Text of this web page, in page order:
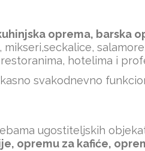
oprema, barska
mikseri,seckalice,
hotelima i
svakodnevno
ugostiteljskih
opremu za kafiće,